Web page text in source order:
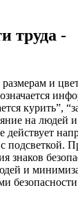
труда -
и
курить”,
на людей и
действует
подсветкой.
знаков
и